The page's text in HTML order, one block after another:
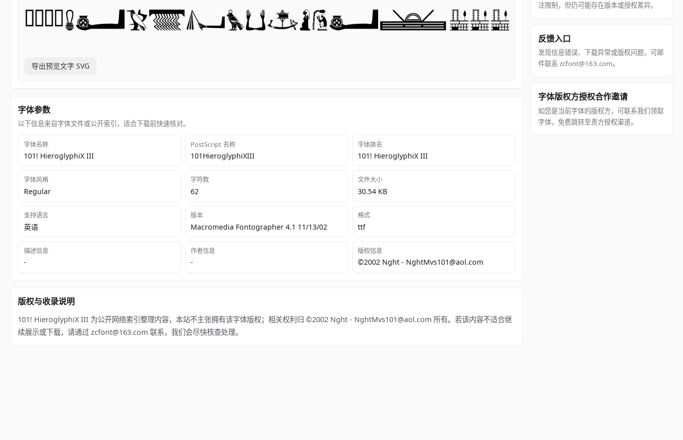
导出预览文字 SVG
字体参数
以下信息来自字体文件或公开索引，适合下载前快速核对。
字体名称
101! HieroglyphiX III
PostScript 名称
101HieroglyphiXIII
字体族名
101! HieroglyphiX III
字体风格
Regular
字符数
62
文件大小
30.54 KB
支持语言
英语
版本
Macromedia Fontographer 4.1 11/13/02
格式
ttf
描述信息
-
作者信息
-
版权信息
©2002 Nght - NghtMvs101@aol.com
版权与收录说明
101! HieroglyphiX III 为公开网络索引整理内容，本站不主张拥有该字体版权；相关权利归 ©2002 Nght - NghtMvs101@aol.com 所有。若该内容不适合继
续展示或下载，请通过 zcfont@163.com 联系，我们会尽快核查处理。
注限制，但仍可能存在版本或授权差异。
反馈入口
发现信息错误、下载异常或版权问题，可邮
件联系 zcfont@163.com。
字体版权方授权合作邀请
如您是当前字体的版权方，可联系我们领取
字体，免费跳转至贵方授权渠道。